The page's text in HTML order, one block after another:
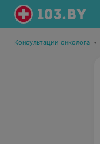
Консультации онколога •